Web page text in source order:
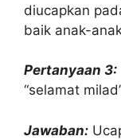
diucapkan
baik anak-
Pertanyaan 3:
“selamat
Jawaban: